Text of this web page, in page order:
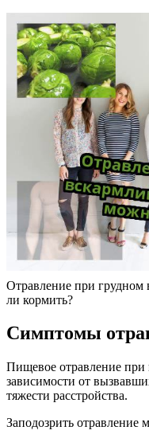
Отравление при
ли кормить?
Симптомы
Пищевое отравление при
зависимости от
тяжести расстройства.
Заподозрить